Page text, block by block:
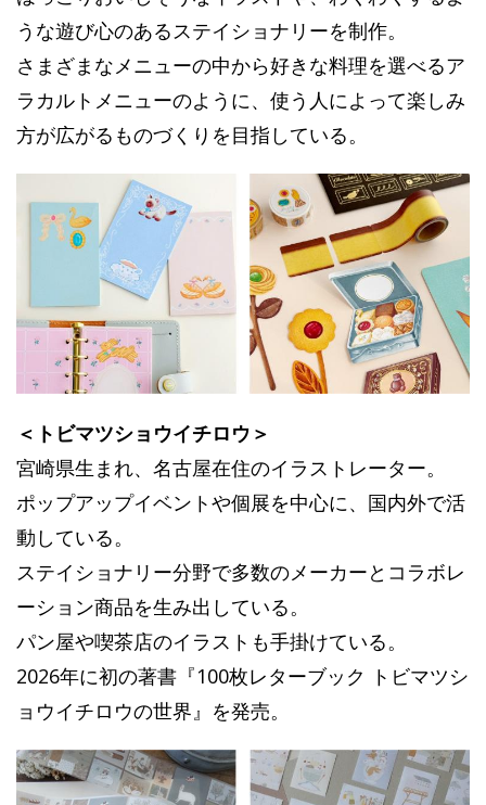
うな遊び心のあるステイショナリーを制作。
さまざまなメニューの中から好きな料理を選べるア
ラカルトメニューのように、使う人によって楽しみ
方が広がるものづくりを目指している。
＜トビマツショウイチロウ＞
宮崎県生まれ、名古屋在住のイラストレーター。
ポップアップイベントや個展を中心に、国内外で活
動している。
ステイショナリー分野で多数のメーカーとコラボレ
ーション商品を生み出している。
パン屋や喫茶店のイラストも手掛けている。
2026年に初の著書『100枚レターブック トビマツシ
ョウイチロウの世界』を発売。